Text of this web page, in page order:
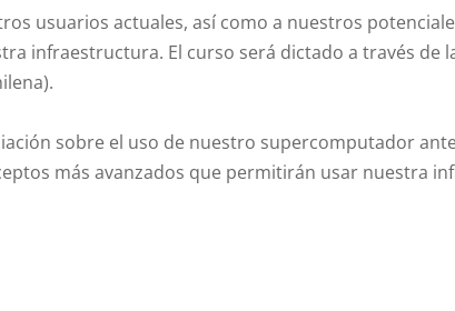
usuarios actuales, así como a nuestros
infraestructura. El curso será dictado a través de
sobre el uso de nuestro supercomputador
más avanzados que permitirán usar nuestra